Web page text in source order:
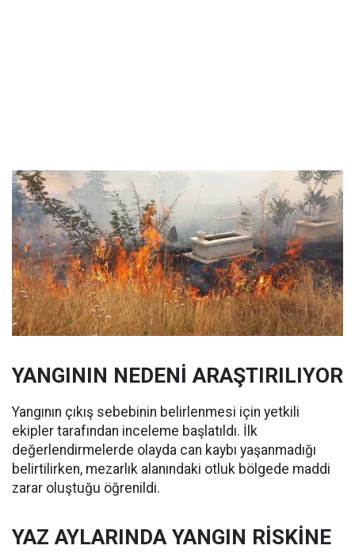
YANGININ NEDENİ ARAŞTIRILIYOR
Yangının çıkış sebebinin belirlenmesi için yetkili
ekipler tarafından inceleme başlatıldı. İlk
değerlendirmelerde olayda can kaybı yaşanmadığı
belirtilirken, mezarlık alanındaki otluk bölgede maddi
zarar oluştuğu öğrenildi.
YAZ AYLARINDA YANGIN RİSKİNE